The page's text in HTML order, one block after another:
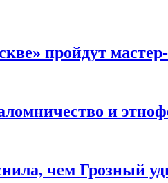
пройдут
и
чем Грозный